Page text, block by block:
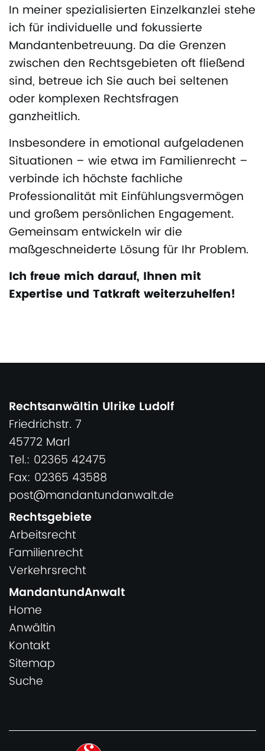
In meiner spezialisierten Einzelkanzlei stehe
ich für individuelle und fokussierte
Mandantenbetreuung. Da die Grenzen
zwischen den Rechtsgebieten oft fließend
sind, betreue ich Sie auch bei seltenen
oder komplexen Rechtsfragen
ganzheitlich.
Insbesondere in emotional aufgeladenen
Situationen – wie etwa im Familienrecht –
verbinde ich höchste fachliche
Professionalität mit Einfühlungsvermögen
und großem persönlichen Engagement.
Gemeinsam entwickeln wir die
maßgeschneiderte Lösung für Ihr Problem.
Ich freue mich darauf, Ihnen mit
Expertise und Tatkraft weiterzuhelfen!
Rechtsanwältin Ulrike Ludolf
Friedrichstr. 7
45772 Marl
Tel.: 02365 42475
Fax: 02365 43588
post@mandantundanwalt.de
Rechtsgebiete
Arbeitsrecht
Familienrecht
Verkehrsrecht
MandantundAnwalt
Home
Anwältin
Kontakt
Sitemap
Suche